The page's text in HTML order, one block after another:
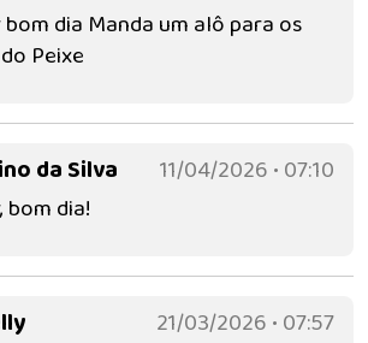
dia Manda um alô para os
Peixe
da Silva
11/04/2026 • 07:10
bom dia!
21/03/2026 • 07:57